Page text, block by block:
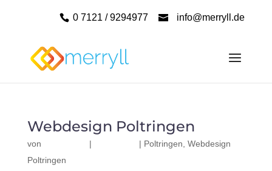
0 7121 / 9294977 info@merryll.de
Webdesign Poltringen
von | | Poltringen Webdesign
Poltringen